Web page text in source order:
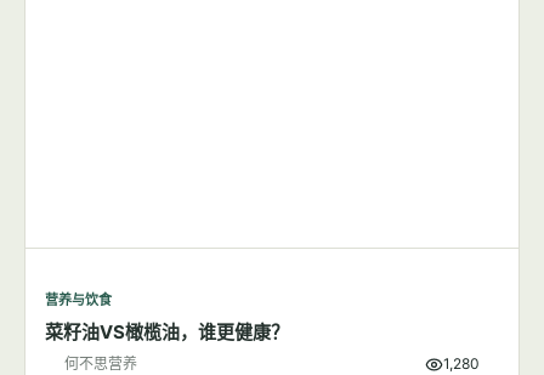
营养与饮食
菜籽油VS橄榄油，谁更健康？
何不思营养 1,280